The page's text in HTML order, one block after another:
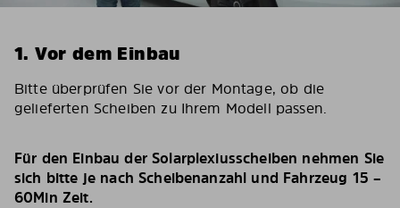
1. Vor dem Einbau
Bitte überprüfen Sie vor der Montage, ob die
gelieferten Scheiben zu Ihrem Modell passen.
Für den Einbau der Solarplexiusscheiben nehmen Sie
sich bitte je nach Scheibenanzahl und Fahrzeug 15 –
60Min Zeit.